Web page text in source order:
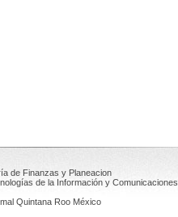
de Finanzas y Planeacion
de la Información y Comunicaciones
Quintana Roo México